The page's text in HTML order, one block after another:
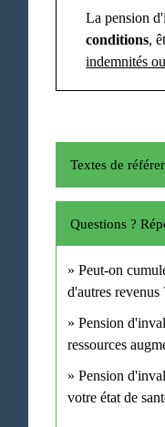
La pension
conditions,
indemnités
Textes de
Questions ?
Peut-on
d'autres revenus
Pension
ressources
Pension
votre état de